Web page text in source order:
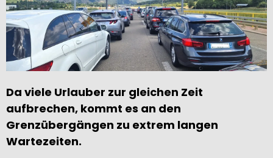
Da viele Urlauber zur gleichen Zeit
aufbrechen, kommt es an den
Grenzübergängen zu extrem langen
Wartezeiten.